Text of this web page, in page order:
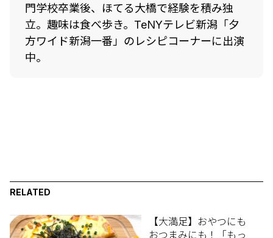
門学校卒業後、ほてる大橋で経験を積み独
立。趣味は食べ歩き。TeNYテレビ新潟「夕
方ワイド新潟一番」のレシピコーナーに出演
中。
RELATED
【大満足】おやつにも
おつまみにも！「もっ